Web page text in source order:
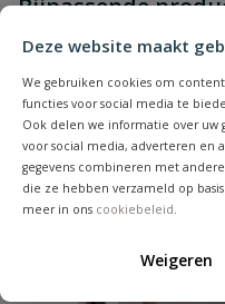
Deze website maakt
We gebruiken cookies om
functies voor social media te
Ook delen we informatie over uw
voor social media, adverteren en
gegevens combineren met
die ze hebben verzameld op
meer in ons cookiebeleid
Weigeren
dit
Schrijf zelf een
Je beoordeelt:DYKA
Uw waardering:
Bijpassende